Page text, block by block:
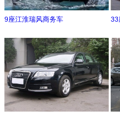
9座江淮瑞风商务车 33